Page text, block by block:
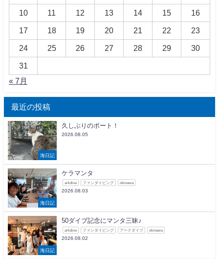
10 11 12 13 14 15 16
17 18 19 20 21 22 23
24 25 26 27 28 29 30
31
« 7月
最近の投稿
海日記
久しぶりのボート！
2026.08.05
海日記
ケラマンタ
arkdive ファンダイビング okinawa
2026.08.03
海日記
50ダイブ記念にマンタ三昧♪
arkdive ファンダイビング アークダイブ okinawa
2026.08.02